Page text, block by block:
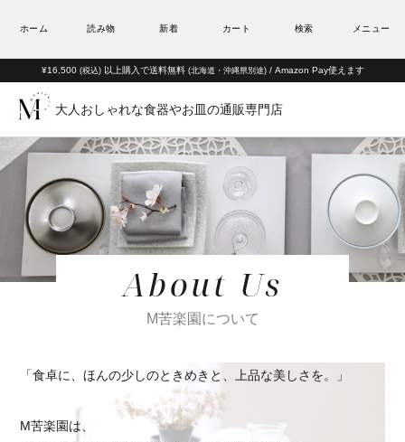
¥16,500 (税込) 以上購入で送料無料 (北海道・沖縄県別途) / Amazon Pay使えます
大人おしゃれな食器やお皿の通販専門店
About Us
M苦楽園について
「食卓に、ほんの少しのときめきと、上品な美しさを。」
M苦楽園は、